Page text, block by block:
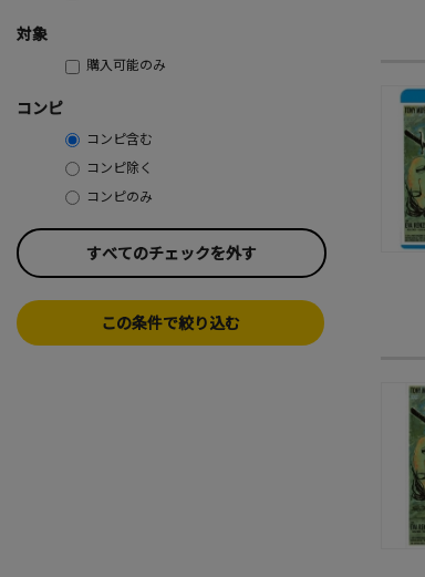
対象
購入可能のみ
コンピ
コンピ含む
コンピ除く
コンピのみ
すべてのチェックを外す
この条件で絞り込む